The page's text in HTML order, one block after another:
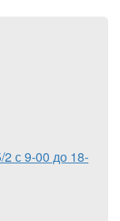
2 с 9-00 до 18-